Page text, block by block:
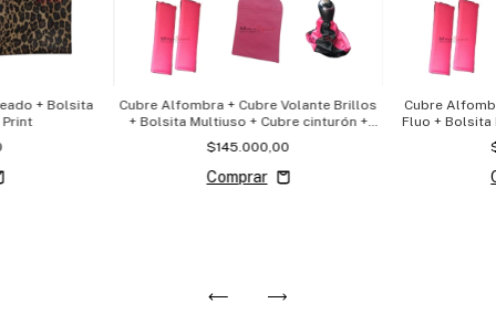
+ Bolsita
Cubre Alfombra + Cubre Volante Brillos
+ Bolsita Multiuso + Cubre cinturón +
Cubre Palanca
$145.000,00
Cubre
Fluo + Bolsita